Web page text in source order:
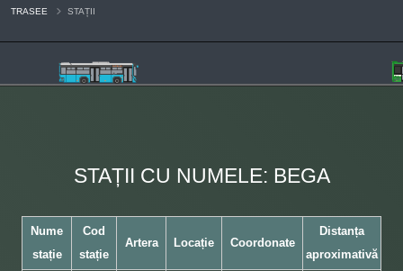
TRASEE STAȚII
STAȚII CU NUMELE: BEGA
Nume
stație
Cod
stație
Artera Locație Coordonate
Distanța
aproximativă